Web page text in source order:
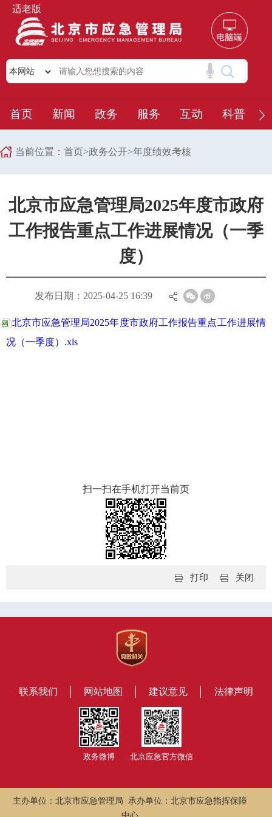
适老版
首页 新闻 政务 服务 互动 科普
当前位置： 首页>政务公开>年度绩效考核
北京市应急管理局2025年度市政府
工作报告重点工作进展情况（一季
度）
发布日期：2025-04-25 16:39
北京市应急管理局2025年度市政府工作报告重点工作进展情
况（一季度）.xls
扫一扫在手机打开当前页
关闭
打印
联系我们 网站地图 建议意见 法律声明
政务微博 北京应急官方微信
主办单位：北京市应急管理局 承办单位：北京市应急指挥保障